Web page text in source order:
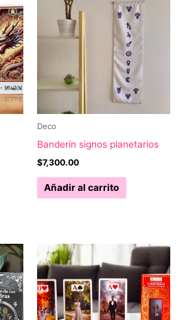
Deco
Banderín signos planetarios
$7,300.00
Añadir al carrito